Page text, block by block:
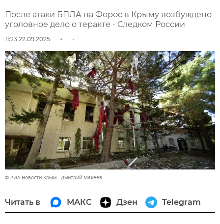
После атаки БПЛА на Форос в Крыму возбуждено
уголовное дело о теракте - Следком России
11:23 22.09.2025
© РИА Новости Крым . Дмитрий Макеев
Читать в МАКС Дзен Telegram